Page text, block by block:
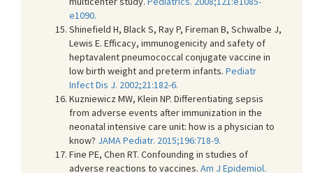
e1090.
Shinefield H, Black S, Ray P, Fireman B, Schwalbe J,
Lewis E. Efficacy, immunogenicity and safety of
heptavalent pneumococcal conjugate vaccine in
low birth weight and preterm infants. Pediatr
Infect Dis J. 2002;21:182-6.
Kuzniewicz MW, Klein NP. Differentiating sepsis
from adverse events after immunization in the
neonatal intensive care unit: how is a physician to
know? JAMA Pediatr. 2015;196:718-9.
Fine PE, Chen RT. Confounding in studies of
adverse reactions to vaccines. Am J Epidemiol.